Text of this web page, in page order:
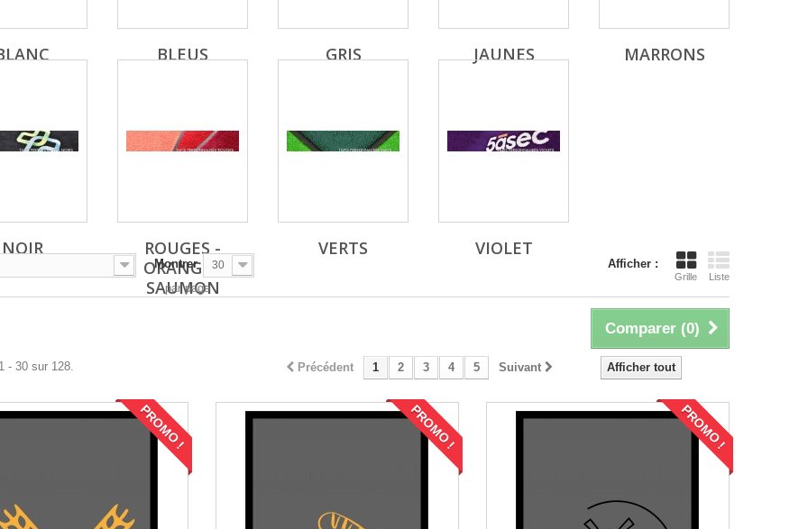
BLEUS GRIS JAUNES MARRONS
NOIR
ROUGES -
ORANGE -
SAUMON
VERTS VIOLET
Afficher :
Grille Liste
Montrer 30
par page
Comparer (0)
Afficher tout
Précédent 1 2 3 4 5 Suivant
- 30 sur 128.
PROMO ! PROMO ! PROMO !